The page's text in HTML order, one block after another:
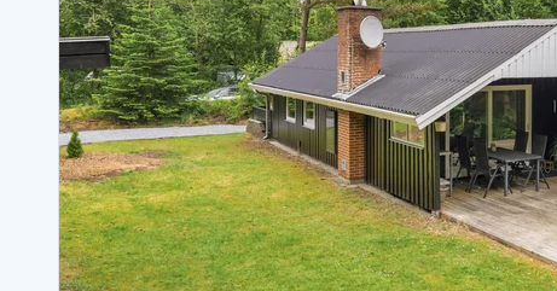
Sommerhuse i BjerregårdSommerhuse i BlåvandSommerhuse i
Sommerhuse i Årgab
Sommerhuse i Arrild
Sommerhuse i Bjerregård
Sommerhuse i Blåvand
Sommerhuse i Bork Havn
Sommerhuse i Fjand
Sommerhuse på Fanø
Sommerhuse i Grærup Strand
Sommerhuse i Haurvig
Sommerhuse
Sommerhuse
Sommerhuse
Sommerhuse
Sommerhus
Sommerhuse
Sommerhuse
Sommerhuse
Sommerhuse